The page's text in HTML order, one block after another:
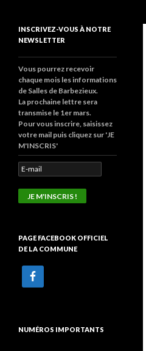
Le site de salles de barbezieux
INSCRIVEZ-VOUS À NOTRE
NEWSLETTER
Vous pourrez recevoir
chaque mois les informations
de Salles de Barbezieux.
La prochaine lettre sera
transmise le 1er mars.
Pour vous inscrire, saisissez
votre mail puis cliquez sur 'JE
M'INSCRIS'
PAGE FACEBOOK OFFICIEL
DE LA COMMUNE
NUMÉROS IMPORTANTS